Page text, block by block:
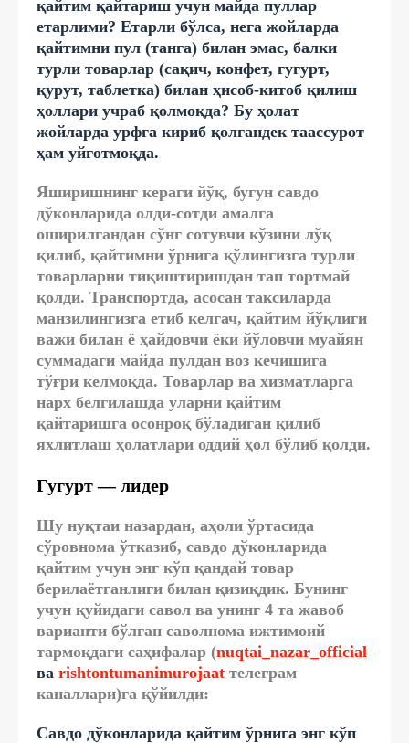
қайтим қайтариш учун майда пуллар
етарлими? Етарли бўлса, нега жойларда
қайтимни пул (танга) билан эмас, балки
турли товарлар (сақич, конфет, гугурт,
қурут, таблетка) билан ҳисоб-китоб қилиш
ҳоллари учраб қолмоқда? Бу ҳолат
жойларда урфга кириб қолгандек таассурот
ҳам уйғотмоқда.
Яширишнинг кераги йўқ, бугун савдо
дўконларида олди-сотди амалга
оширилгандан сўнг сотувчи кўзини лўқ
қилиб, қайтимни ўрнига қўлингизга турли
товарларни тиқиштиришдан тап тортмай
қолди. Транспортда, асосан таксиларда
манзилингизга етиб келгач, қайтим йўқлиги
важи билан ё ҳайдовчи ёки йўловчи муайян
суммадаги майда пулдан воз кечишига
тўғри келмоқда. Товарлар ва хизматларга
нарх белгилашда уларни қайтим
қайтаришга осонроқ бўладиган қилиб
яхлитлаш ҳолатлари оддий ҳол бўлиб қолди.
Гугурт — лидер
Шу нуқтаи назардан, аҳоли ўртасида
сўровнома ўтказиб, савдо дўконларида
қайтим учун энг кўп қандай товар
берилаётганлиги билан қизиқдик. Бунинг
учун қуйидаги савол ва унинг 4 та жавоб
варианти бўлган саволнома ижтимоий
тармоқдаги саҳифалар (nuqtai_nazar_official
ва rishtontumanimurojaat телеграм
каналлари)га қўйилди:
Савдо дўконларида қайтим ўрнига энг кўп